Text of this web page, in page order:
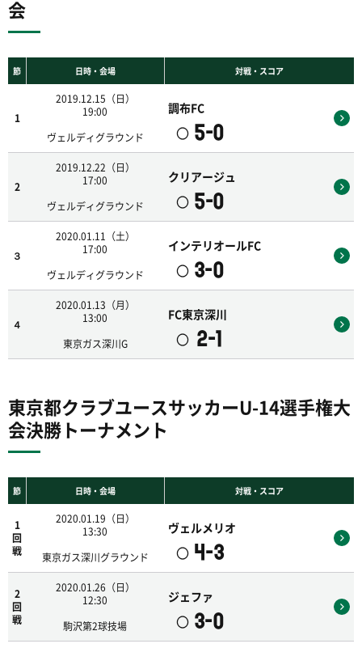
会
節 日時・会場 対戦・スコア
1
2019.12.15（日）
19:00
ヴェルディグラウンド
調布FC
〇 5-0
2
2019.12.22（日）
17:00
ヴェルディグラウンド
クリアージュ
〇 5-0
３
2020.01.11（土）
17:00
ヴェルディグラウンド
インテリオールFC
〇 3-0
４
2020.01.13（月）
13:00
東京ガス深川G
FC東京深川
〇 2-1
東京都クラブユースサッカーU-14選手権大
会決勝トーナメント
節 日時・会場 対戦・スコア
1
回
戦
2020.01.19（日）
13:30
東京ガス深川グラウンド
ヴェルメリオ
〇 4-3
2
回
戦
2020.01.26（日）
12:30
駒沢第2球技場
ジェファ
〇 3-0